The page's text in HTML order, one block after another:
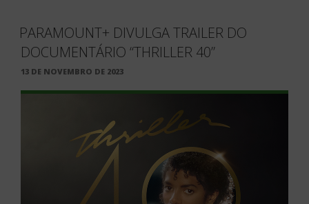
PARAMOUNT+ DIVULGA TRAILER DO
DOCUMENTÁRIO “THRILLER 40”
PUBLICADO
13 DE NOVEMBRO DE 2023